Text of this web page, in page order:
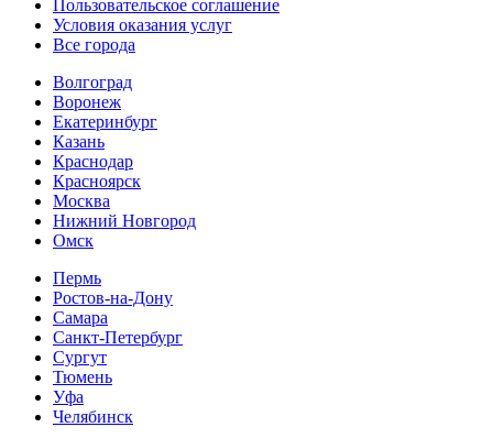
Пользовательское соглашение
Условия оказания услуг
Все города
Волгоград
Воронеж
Екатеринбург
Казань
Краснодар
Красноярск
Москва
Нижний Новгород
Омск
Пермь
Ростов-на-Дону
Самара
Санкт-Петербург
Сургут
Тюмень
Уфа
Челябинск